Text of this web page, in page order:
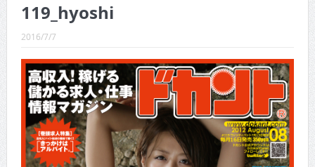
CINEMA×STYLE 289号
CINEMA×STYLE 288号
CINEMA×STYLE 287号
CINEMA×STYLE 286号
CINEMA×STYLE 285号
CINEMA×STYLE 294号
119_hyoshi
2016/7/7